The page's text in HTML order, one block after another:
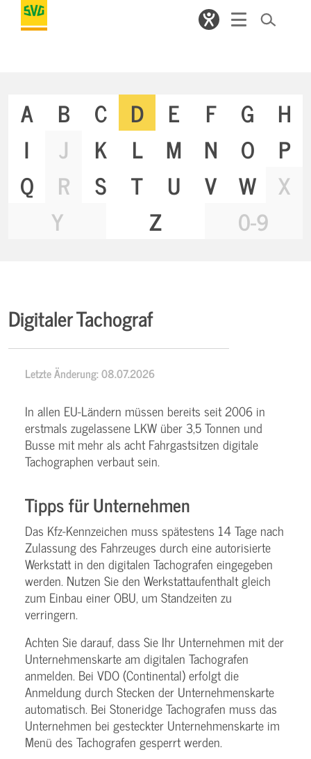
A B C D E F G
H
I
J K L M N O
P
Q
R S T U V W
X
Y
Z 0-9
Digitaler Tachograf
Letzte Änderung: 08.07.2026
In allen EU-Ländern müssen bereits seit 2006 in
erstmals zugelassene LKW über 3,5 Tonnen und
Busse mit mehr als acht Fahrgastsitzen digitale
Tachographen verbaut sein.
Tipps für Unternehmen
Das Kfz-Kennzeichen muss spätestens 14 Tage nach
Zulassung des Fahrzeuges durch eine autorisierte
Werkstatt in den digitalen Tachografen eingegeben
werden. Nutzen Sie den Werkstattaufenthalt gleich
zum Einbau einer OBU, um Standzeiten zu
verringern.
Achten Sie darauf, dass Sie Ihr Unternehmen mit der
Unternehmenskarte am digitalen Tachografen
anmelden. Bei VDO (Continental) erfolgt die
Anmeldung durch Stecken der Unternehmenskarte
automatisch. Bei Stoneridge Tachografen muss das
Unternehmen bei gesteckter Unternehmenskarte im
Menü des Tachografen gesperrt werden.